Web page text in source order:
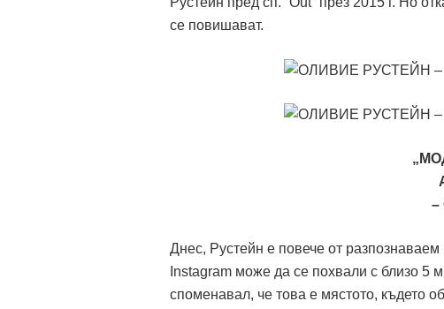
се повишават.
–
Днес, Рустейн е повече от
Instagram може да се похвали с близо 5
споменавал, че това е мястото, където